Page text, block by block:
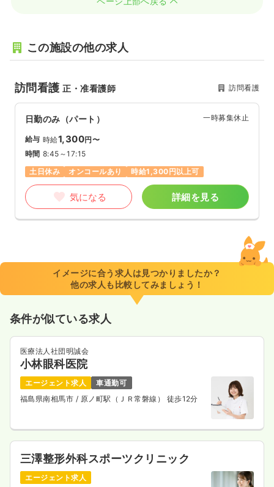
この施設の他の求人
訪問看護正・准看護師 訪問看護
日勤のみ（パート） 一時募集休止
給与 時給1,300円〜
時間 8:45～17:15
土日休み
オンコールあり 時給1,300円以上可
気になる 詳細を見る
イメージに合う求人は見つかりましたか？
他の求人も比較してみましょう！
条件が似ている求人
医療法人社団明誠会
小林眼科医院
エージェント求人
車通勤可
福島県南相馬市 / 原ノ町駅（ＪＲ常磐線） 徒歩12分
三澤整形外科スポーツクリニック
エージェント求人